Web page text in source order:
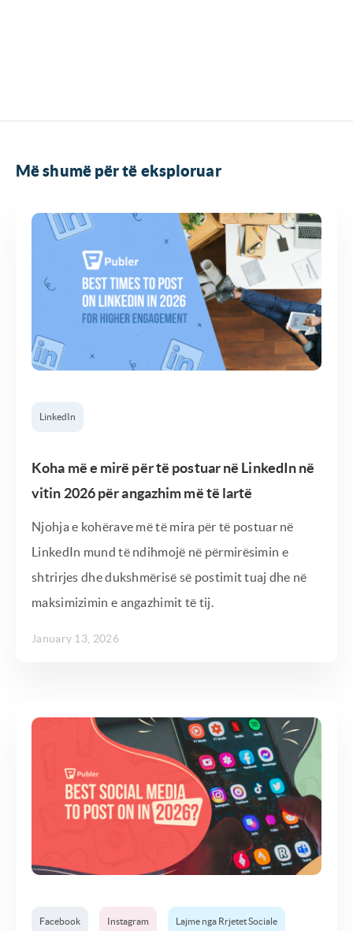
Më shumë për të eksploruar
LinkedIn
Koha më e mirë për të postuar në LinkedIn në
vitin 2026 për angazhim më të lartë
Njohja e kohërave më të mira për të postuar në
LinkedIn mund të ndihmojë në përmirësimin e
shtrirjes dhe dukshmërisë së postimit tuaj dhe në
maksimizimin e angazhimit të tij.
January 13, 2026
Facebook Instagram Lajme nga Rrjetet Sociale